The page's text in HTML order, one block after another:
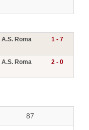
A.S. Roma 1 - 7
A.S. Roma 2 - 0
87